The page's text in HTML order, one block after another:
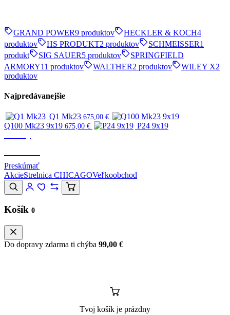
GRAND POWER9 produktov HECKLER & KOCH4
produktov
HS PRODUKT2 produktov SCHMEISSER1
produkt
SIG SAUER5 produktov
SPRINGFIELD
ARMORY11 produktov WALTHER2 produktov WILEY X2
produktov
Najpredávanejšie
Q1 Mk23 675,00 €
Q100 Mk23 9x19 675,00 €
P24 9x19
Preskúmať
AkcieStrelnica CHICAGOVeľkoobchod
Košík 0
Do dopravy zdarma ti chýba 99,00 €
Tvoj košík je prázdny